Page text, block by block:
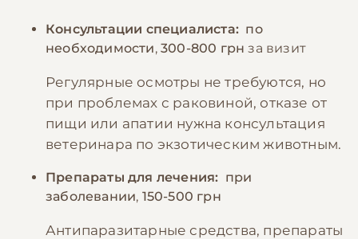
Консультации специалиста: по
необходимости,300-800 грн за визит
Регулярные осмотры не требуются, но
при проблемах с раковиной, отказе от
пищи или апатии нужна консультация
ветеринара по экзотическим животным.
Препараты для лечения: при
заболевании, 150-500 грн
Антипаразитарные средства, препараты